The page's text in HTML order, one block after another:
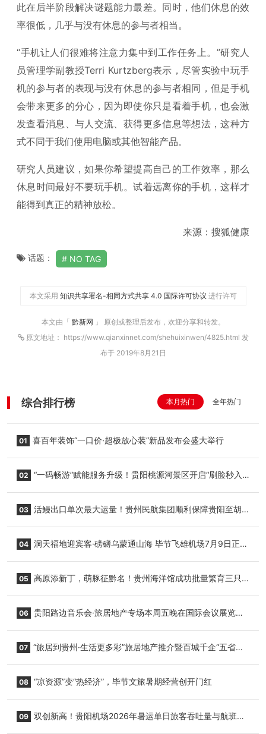
此在后半阶段解决谜题能力最差。同时，他们休息的效
率很低，几乎与没有休息的参与者相当。
“手机让人们很难将注意力集中到工作任务上。”研究人
员管理学副教授Terri Kurtzberg表示，尽管实验中玩手
机的参与者的表现与没有休息的参与者相同，但是手机
会带来更多的分心，因为即使你只是看着手机，也会激
发查看消息、与人交流、获得更多信息等想法，这种方
式不同于我们使用电脑或其他智能产品。
研究人员建议，如果你希望提高自己的工作效率，那么
休息时间最好不要玩手机。试着远离你的手机，这样才
能得到真正的精神放松。
来源：搜狐健康
话题： NO TAG
本文采用 知识共享署名-相同方式共享 4.0 国际许可协议 进行许可
本文由「 黔新网 」 原创或整理后发布，欢迎分享和转发。
原文地址： https://www.qianxinnet.com/shehuixinwen/4825.html 发
布于 2019年8月21日
综合排行榜 本月热门 全年热门
01 喜百年装饰“一口价·超极放心装”新品发布会盛大举行
02 “一码畅游”赋能服务升级！贵阳桃源河景区开启“刷脸秒入
03 活鳗出口单次最大运量！贵州民航集团顺利保障贵阳至胡
04 洞天福地迎宾客·磅礴乌蒙通山海 毕节飞雄机场7月9日正式
05 高原添新丁，萌豚征黔名！贵州海洋馆成功批量繁育三只
06 贵阳路边音乐会·旅居地产专场本周五晚在国际会议展览中
07 “旅居到贵州·生活更多彩”旅居地产推介暨百城千企“五省
08 “凉资源”变“热经济”，毕节文旅暑期经营创开门红
09 双创新高！贵阳机场2026年暑运单日旅客吞吐量与航班起